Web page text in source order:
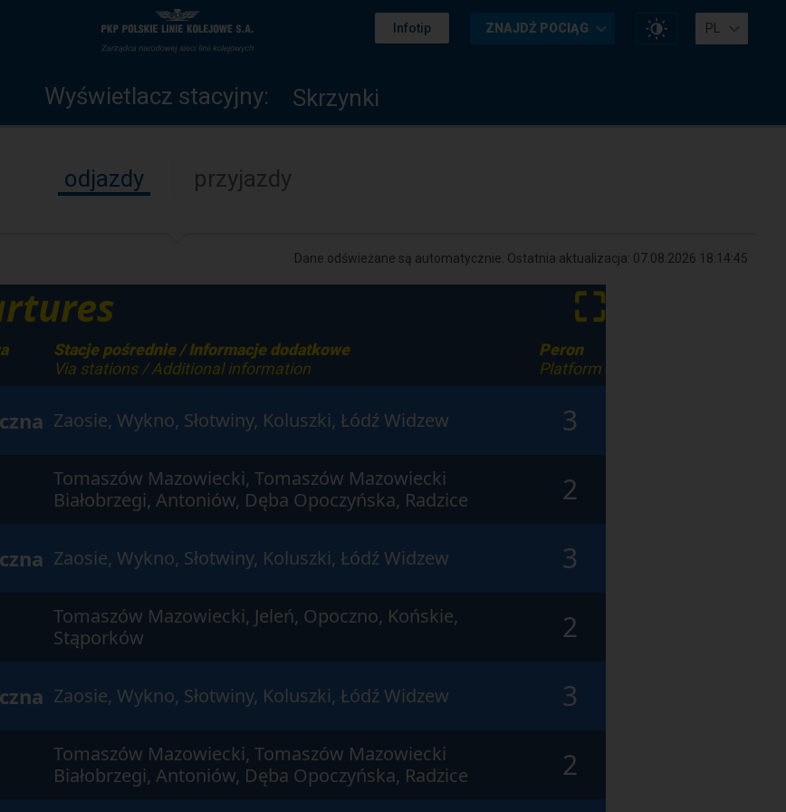
Infotip ZNAJDŹ POCIĄG
Zmień
kontrast
PL
Wyświetlacz
stacyjny
Strona
główna
Wyświetlacz stacyjny: Skrzynki
odjazdy przyjazdy
Dane odświeżane są automatycznie. Ostatnia aktualizacja: 07.08.2026 18:14:45
⛶
Stacje pośrednie / Informacje dodatkowe
Via stations / Additional information
Peron
Platform
Zaosie, Wykno, Słotwiny, Koluszki, Łódź Widzew
3
Tomaszów Mazowiecki, Tomaszów Mazowiecki
Białobrzegi, Antoniów, Dęba Opoczyńska, Radzice
2
Zaosie, Wykno, Słotwiny, Koluszki, Łódź Widzew
3
Tomaszów Mazowiecki, Jeleń, Opoczno, Końskie,
Stąporków
2
Zaosie, Wykno, Słotwiny, Koluszki, Łódź Widzew
3
Tomaszów Mazowiecki, Tomaszów Mazowiecki
Białobrzegi, Antoniów, Dęba Opoczyńska, Radzice
2